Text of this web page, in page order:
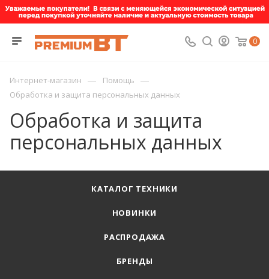
0
Интернет-магазин — Помощь —
Обработка и защита персональных данных
Обработка и защита
персональных данных
КАТАЛОГ ТЕХНИКИ
НОВИНКИ
РАСПРОДАЖА
БРЕНДЫ